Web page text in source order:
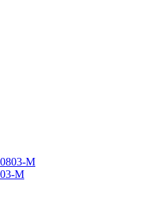
M